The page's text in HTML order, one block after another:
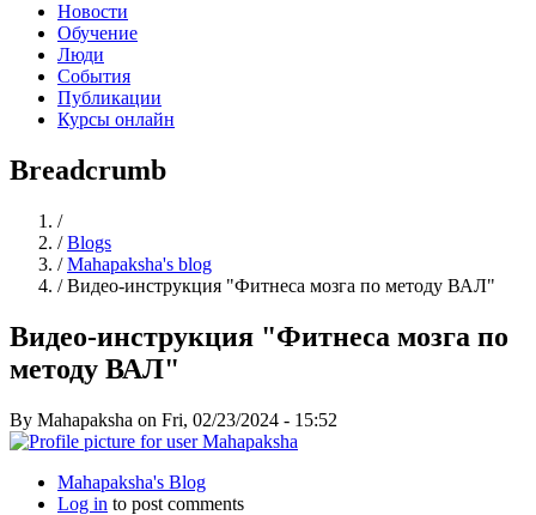
Новости
Обучение
Люди
События
Публикации
Курсы онлайн
Breadcrumb
/Home
/ Blogs
/ Mahapaksha's blog
/ Видео-инструкция "Фитнеса мозга по методу ВАЛ"
Видео-инструкция "Фитнеса мозга по
методу ВАЛ"
By Mahapaksha on Fri, 02/23/2024 - 15:52
Mahapaksha's Blog
Log in to post comments